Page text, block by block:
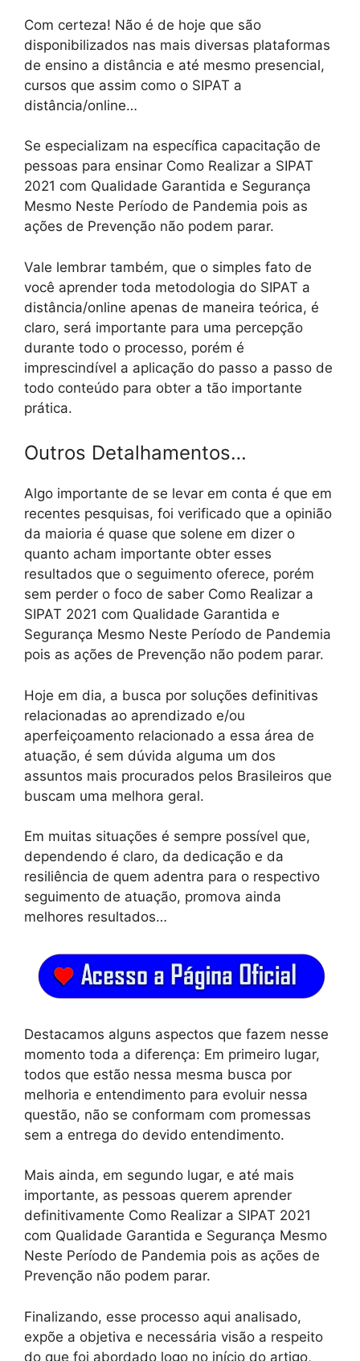
Com certeza! Não é de hoje que são
disponibilizados nas mais diversas plataformas
de ensino a distância e até mesmo presencial,
cursos que assim como o SIPAT a
distância/online…
Se especializam na específica capacitação de
pessoas para ensinar Como Realizar a SIPAT
2021 com Qualidade Garantida e Segurança
Mesmo Neste Período de Pandemia pois as
ações de Prevenção não podem parar.
Vale lembrar também, que o simples fato de
você aprender toda metodologia do SIPAT a
distância/online apenas de maneira teórica, é
claro, será importante para uma percepção
durante todo o processo, porém é
imprescindível a aplicação do passo a passo de
todo conteúdo para obter a tão importante
prática.
Outros Detalhamentos…
Algo importante de se levar em conta é que em
recentes pesquisas, foi verificado que a opinião
da maioria é quase que solene em dizer o
quanto acham importante obter esses
resultados que o seguimento oferece, porém
sem perder o foco de saber Como Realizar a
SIPAT 2021 com Qualidade Garantida e
Segurança Mesmo Neste Período de Pandemia
pois as ações de Prevenção não podem parar.
Hoje em dia, a busca por soluções definitivas
relacionadas ao aprendizado e/ou
aperfeiçoamento relacionado a essa área de
atuação, é sem dúvida alguma um dos
assuntos mais procurados pelos Brasileiros que
buscam uma melhora geral.
Em muitas situações é sempre possível que,
dependendo é claro, da dedicação e da
resiliência de quem adentra para o respectivo
seguimento de atuação, promova ainda
melhores resultados…
Destacamos alguns aspectos que fazem nesse
momento toda a diferença: Em primeiro lugar,
todos que estão nessa mesma busca por
melhoria e entendimento para evoluir nessa
questão, não se conformam com promessas
sem a entrega do devido entendimento.
Mais ainda, em segundo lugar, e até mais
importante, as pessoas querem aprender
definitivamente Como Realizar a SIPAT 2021
com Qualidade Garantida e Segurança Mesmo
Neste Período de Pandemia pois as ações de
Prevenção não podem parar.
Finalizando, esse processo aqui analisado,
expõe a objetiva e necessária visão a respeito
do que foi abordado logo no início do artigo,